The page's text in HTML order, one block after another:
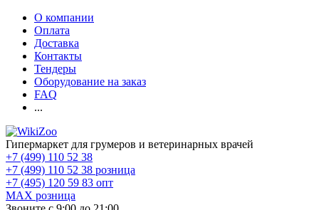
О компании
Оплата
Доставка
Контакты
Тендеры
Оборудование на заказ
FAQ
...
Гипермаркет для грумеров и ветеринарных врачей
+7 (499) 110 52 38
+7 (499) 110 52 38 розница
+7 (495) 120 59 83 опт
MAX розница